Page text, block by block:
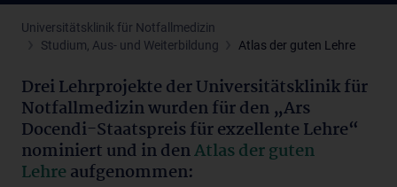
Universitätsklinik für Notfallmedizin
Studium, Aus- und Weiterbildung
Atlas der guten Lehre
Drei Lehrprojekte der Universitätsklinik für
Notfallmedizin wurden für den „Ars
Docendi-Staatspreis für exzellente Lehre“
nominiert und in denAtlas der guten
Lehre aufgenommen: